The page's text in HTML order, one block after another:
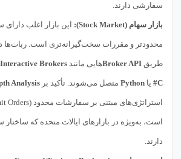
سفارشی دارند.
بازار سهام (Stock Market): این بازار اغلب
محدودتر و مقررات سخت‌گیرانه‌تری است. ربات‌ها
طریق Broker APIهایی مانند Interactive Brokers
C# یا Python متصل می‌شوند. تأکید بر Analysis
است، به‌ویژه در بازارهای ایالات متحده که
دارند.